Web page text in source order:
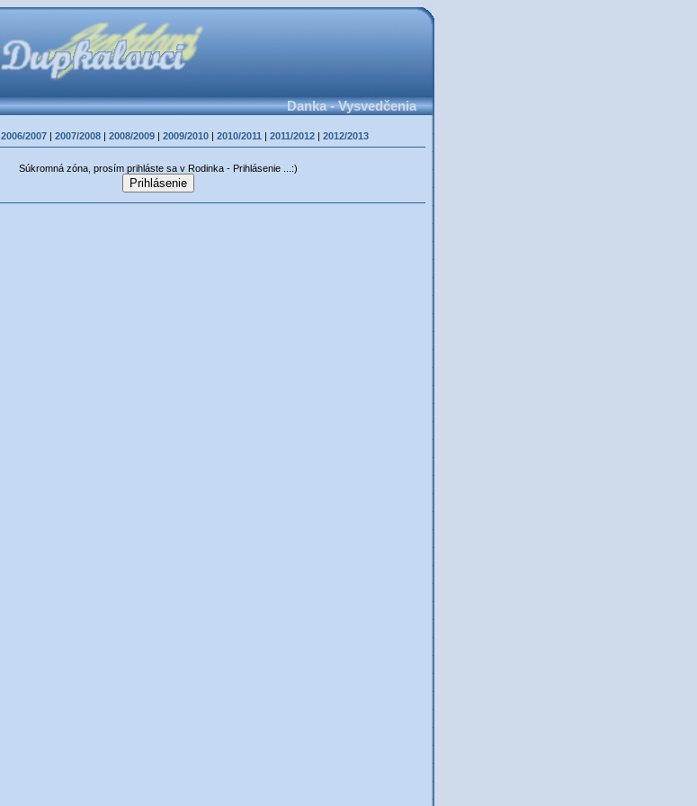
Danka - Vysvedčenia
2006/2007 | 2007/2008 | 2008/2009 | 2009/2010 | 2010/2011 | 2011/2012 | 2012/2013
Súkromná zóna, prosím prihláste sa v Rodinka - Prihlásenie ...:)